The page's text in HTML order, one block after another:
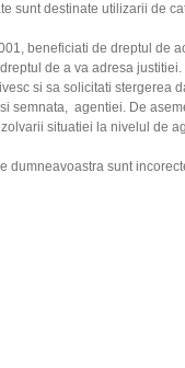
sunt destinate utilizarii de
beneficiati de dreptul de
de a va adresa
si sa solicitati stergerea
semnata, agentiei. De
situatiei la nivelul de
dumneavoastra sunt